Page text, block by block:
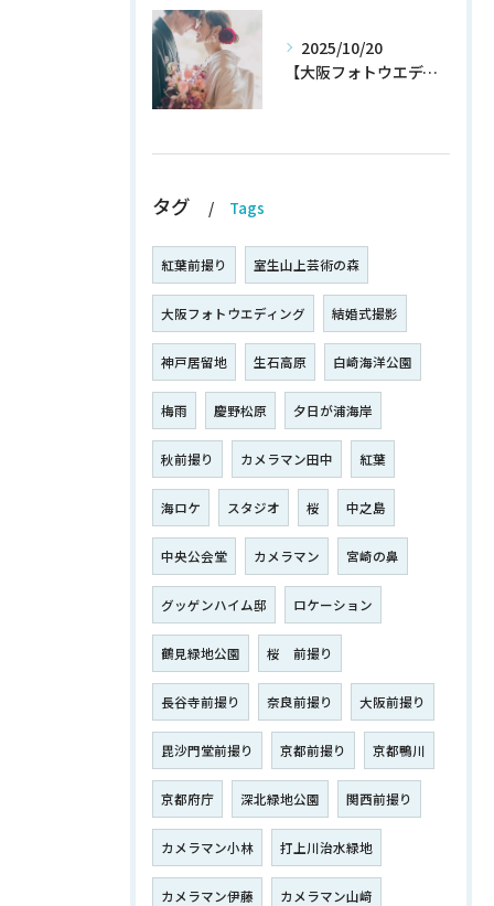
2025/10/20
【大阪フォトウエディング】秋プラン新登場！！！！いち早くチェック！
タグ Tags
紅葉前撮り 室生山上芸術の森
大阪フォトウエディング 結婚式撮影
神戸居留地 生石高原 白崎海洋公園
梅雨 慶野松原 夕日が浦海岸
秋前撮り カメラマン田中 紅葉
海ロケ スタジオ 桜 中之島
中央公会堂 カメラマン 宮崎の鼻
グッゲンハイム邸 ロケーション
鶴見緑地公園 桜 前撮り
長谷寺前撮り 奈良前撮り 大阪前撮り
毘沙門堂前撮り 京都前撮り 京都鴨川
京都府庁 深北緑地公園 関西前撮り
カメラマン小林 打上川治水緑地
カメラマン伊藤 カメラマン山﨑